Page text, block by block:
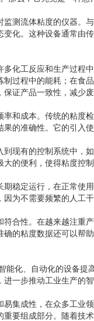
流体粘度的仪器。
化。这种设备通常由
工反应和生产过程
过程中的能耗；在食
保证产品一致性，减少
成本。传统的粘度
的准确性。它的引入
有的控制系统中，
的便利，使得粘度控
定运行，在正常使
为不需要频繁的人工
性。在越来越注重
的粘度数据还可以帮
化、自动化的设备提
一步推动工业生产的
成性，在众多工业
要组成部分。随着技